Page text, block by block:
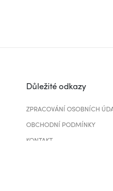
Důležité odkazy
ZPRACOVÁNÍ OSOBNÍCH
OBCHODNÍ PODMÍNKY
KONTAKT